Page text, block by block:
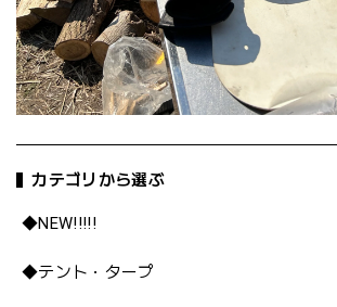
カテゴリから選ぶ
◆NEW!!!!!
◆テント・タープ